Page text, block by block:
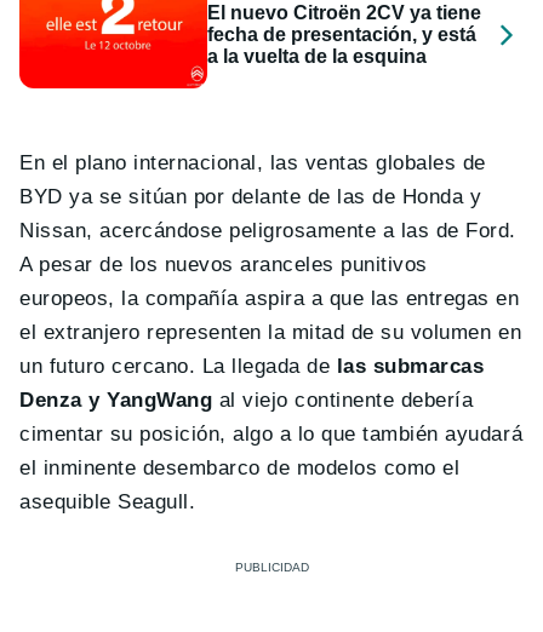
El nuevo Citroën 2CV ya tiene
fecha de presentación, y está
a la vuelta de la esquina
En el plano internacional, las ventas globales de
BYD ya se sitúan por delante de las de Honda y
Nissan, acercándose peligrosamente a las de Ford.
A pesar de los nuevos aranceles punitivos
europeos, la compañía aspira a que las entregas en
el extranjero representen la mitad de su volumen en
un futuro cercano. La llegada de las submarcas
Denza y YangWang al viejo continente debería
cimentar su posición, algo a lo que también ayudará
el inminente desembarco de modelos como el
asequible Seagull.